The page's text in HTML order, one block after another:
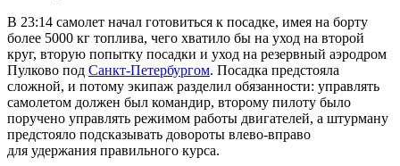
В 23:14 самолет начал готовиться к посадке, имея на борту
более 5000 кг топлива, чего хватило бы на уход на второй
круг, вторую попытку посадки и уход на резервный аэродром
Пулково под Санкт-Петербургом. Посадка предстояла
сложной, и потому экипаж разделил обязанности: управлять
самолетом должен был командир, второму пилоту было
поручено управлять режимом работы двигателей, а штурману
предстояло подсказывать довороты влево-вправо
для удержания правильного курса.